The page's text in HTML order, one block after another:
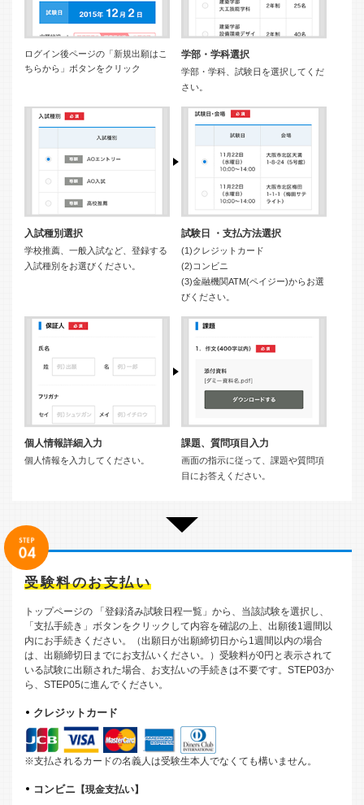
ログイン後ページの「新規出願はこ
ちらから」ボタンをクリック
学部・学科選択
学部・学科、試験日を選択してくだ
さい。
入試種別選択
学校推薦、一般入試など、登録する
入試種別をお選びください。
試験日 ・支払方法選択
(1)クレジットカード
(2)コンビニ
(3)金融機関ATM(ペイジー)からお選
びください。
個人情報詳細入力
個人情報を入力してください。
課題、質問項目入力
画面の指示に従って、課題や質問項
目にお答えください。
受験料のお支払い
トップページの 「登録済み試験日程一覧」から、当該試験を選択し、
「支払手続き」ボタンをクリックして内容を確認の上、出願後1週間以
内にお手続きください。（出願日が出願締切日から1週間以内の場合
は、出願締切日までにお支払いください。）受験料が0円と表示されて
いる試験に出願された場合、お支払いの手続きは不要です。STEP03か
ら、STEP05に進んでください。
クレジットカード
※支払されるカードの名義人は受験生本人でなくても構いません。
コンビニ 【現金支払い】